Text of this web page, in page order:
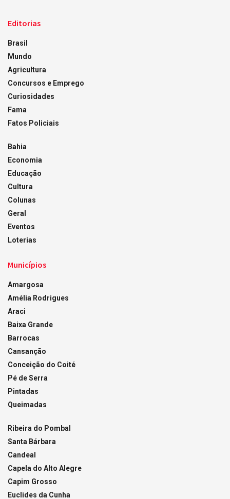
Editorias
Brasil
Mundo
Agricultura
Concursos e Emprego
Curiosidades
Fama
Fatos Policiais
Bahia
Economia
Educação
Cultura
Colunas
Geral
Eventos
Loterias
Municípios
Amargosa
Amélia Rodrigues
Araci
Baixa Grande
Barrocas
Cansanção
Conceição do Coité
Pé de Serra
Pintadas
Queimadas
Ribeira do Pombal
Santa Bárbara
Candeal
Capela do Alto Alegre
Capim Grosso
Euclides da Cunha